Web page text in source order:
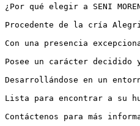
¿Por qué elegir a SENI
Procedente de la cría
Con una presencia
Posee un carácter
Desarrollándose en un
Lista para encontrar a su
Contáctenos para más